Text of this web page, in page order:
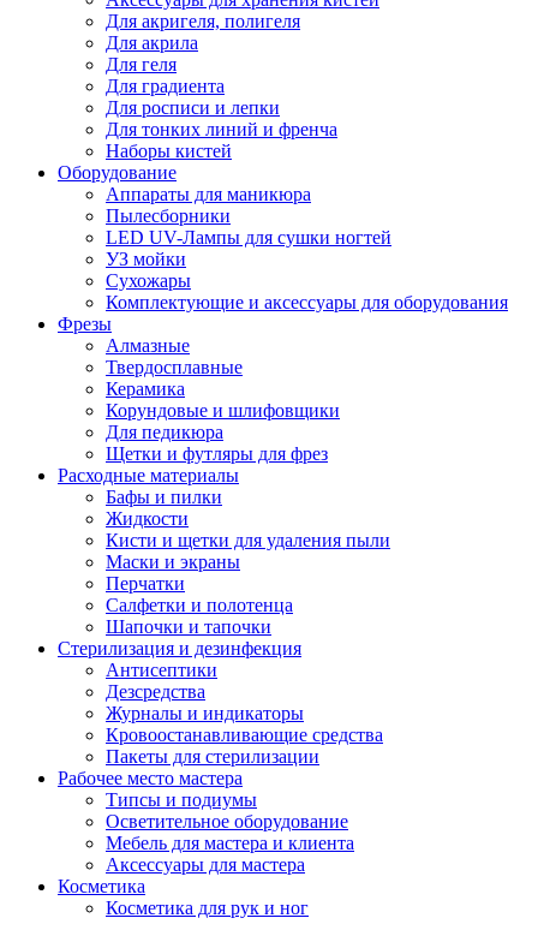
Для акригеля, полигеля
Для акрила
Для геля
Для градиента
Для росписи и лепки
Для тонких линий и френча
Наборы кистей
Оборудование
Аппараты для маникюра
Пылесборники
LED UV-Лампы для сушки ногтей
УЗ мойки
Сухожары
Комплектующие и аксессуары для оборудования
Фрезы
Алмазные
Твердосплавные
Керамика
Корундовые и шлифовщики
Для педикюра
Щетки и футляры для фрез
Расходные материалы
Бафы и пилки
Жидкости
Кисти и щетки для удаления пыли
Маски и экраны
Перчатки
Салфетки и полотенца
Шапочки и тапочки
Стерилизация и дезинфекция
Антисептики
Дезсредства
Журналы и индикаторы
Кровоостанавливающие средства
Пакеты для стерилизации
Рабочее место мастера
Типсы и подиумы
Осветительное оборудование
Мебель для мастера и клиента
Аксессуары для мастера
Косметика
Косметика для рук и ног